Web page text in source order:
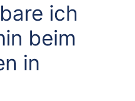
ich
beim
in